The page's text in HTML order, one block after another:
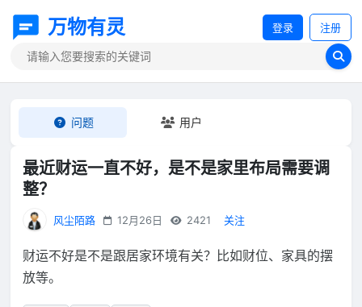
万物有灵 登录 注册
问题 用户
最近财运一直不好，是不是家里布局需要调
整？
风尘陌路 12月26日 2421 关注
财运不好是不是跟居家环境有关？比如财位、家具的摆
放等。